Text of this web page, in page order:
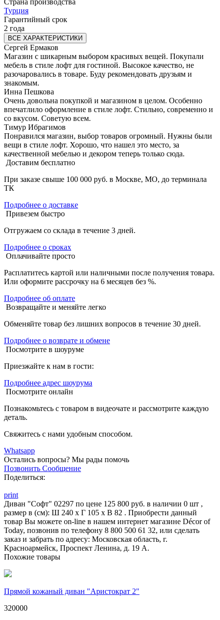
Турция
Гарантийный срок
2 года
ВСЕ ХАРАКТЕРИСТИКИ
Сергей Ермаков
Магазин с шикарным выбором красивых вещей. Покупали
мебель в стиле лофт для гостиной. Высокое качество, не
разочаровались в товаре. Буду рекомендовать друзьям и
знакомым.
Инна Пешкова
Очень довольна покупкой и магазином в целом. Особенно
впечатлило оформление в стиле лофт. Стильно, современно и
со вкусом. Советую всем.
Тимур Ибрагимов
Понравился магазин, выбор товаров огромный. Нужны были
вещи в стиле лофт. Хорошо, что нашел это место, за
качественной мебелью и декором теперь только сюда.
Доставим бесплатно
При заказе свыше 100 000 руб. в Москве, МО, до терминала
ТК
Подробнее о доставке
Привезем быстро
Отгружаем со склада в течение 3 дней.
Подробнее о сроках
Оплачивайте просто
Расплатитесь картой или наличными после получения товара.
Или оформите рассрочку на 6 месяцев без %.
Подробнее об оплате
Возвращайте и меняйте легко
Обменяйте товар без лишних вопросов в течение 30 дней.
Подробнее о возврате и обмене
Посмотрите в шоуруме
Приезжайте к нам в гости:
Подробнее адрес шоурума
Посмотрите онлайн
Познакомьтесь с товаром в видеочате и рассмотрите каждую
деталь.
Свяжитесь с нами удобным способом.
Whatsapp
Остались вопросы? Мы рады помочь
Позвонить Сообщение
Поделиться:
print
Диван "Софт" 02297 по цене 125 800 руб. в наличии 0 шт ,
размер в (см): Ш 240 x Г 105 x В 82 . Приобрести данный
товар Вы можете on-line в нашем интернет магазине Décor of
Today, позвонив по телефону 8 800 500 61 32, или сделать
заказ и забрать по адресу: Московская область, г.
Красноармейск, Проспект Ленина, д. 19 А.
Похожие товары
Прямой кожаный диван "Аристократ 2"
320000